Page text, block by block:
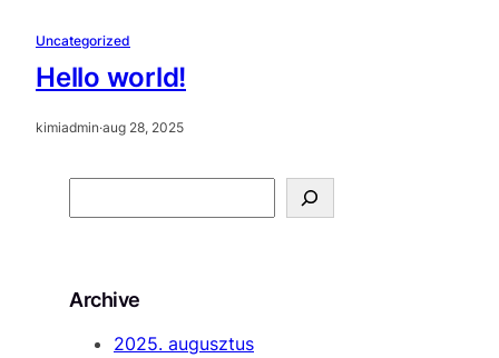
Uncategorized
Hello world!
kimiadmin·aug 28, 2025
e
c
Archive
2025. augusztus